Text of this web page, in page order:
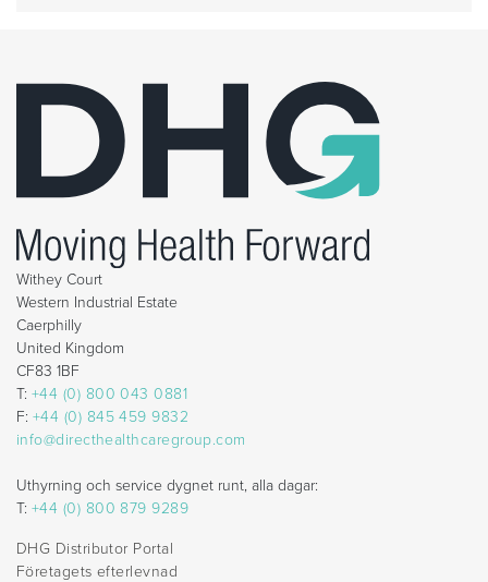
Withey Court
Western Industrial Estate
Caerphilly
United Kingdom
CF83 1BF
T: +44 (0) 800 043 0881
F: +44 (0) 845 459 9832
info@directhealthcaregroup.com
Uthyrning och service dygnet runt, alla dagar:
T: +44 (0) 800 879 9289
DHG Distributor Portal
Företagets efterlevnad